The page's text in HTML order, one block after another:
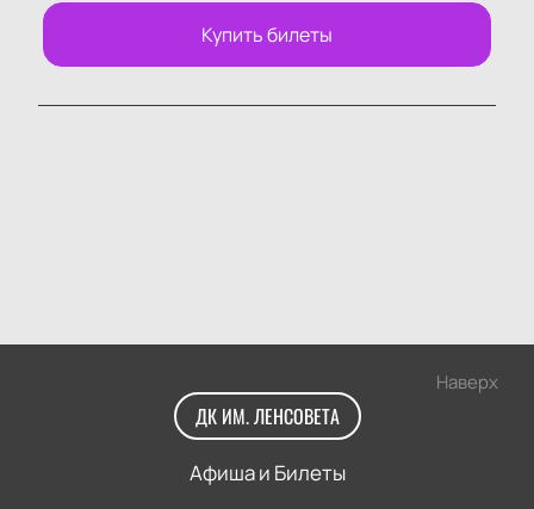
Купить билеты
Наверх
ДК ИМ. ЛЕНСОВЕТА
Афиша и Билеты